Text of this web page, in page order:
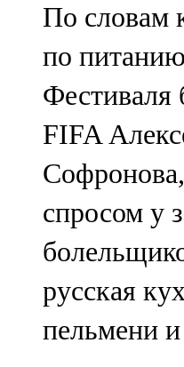
Нурлат
104,7 FM
Олы Әтнә
71,42 FM
Сарман
107,8 FM
Теләче
106,1 FM
Түбән Кама
По словам
по
Фестиваля
FIFA
спросом у
русская
пельмени и